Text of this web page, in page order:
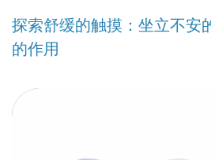
探索舒缓的触摸：坐立不安
的作用